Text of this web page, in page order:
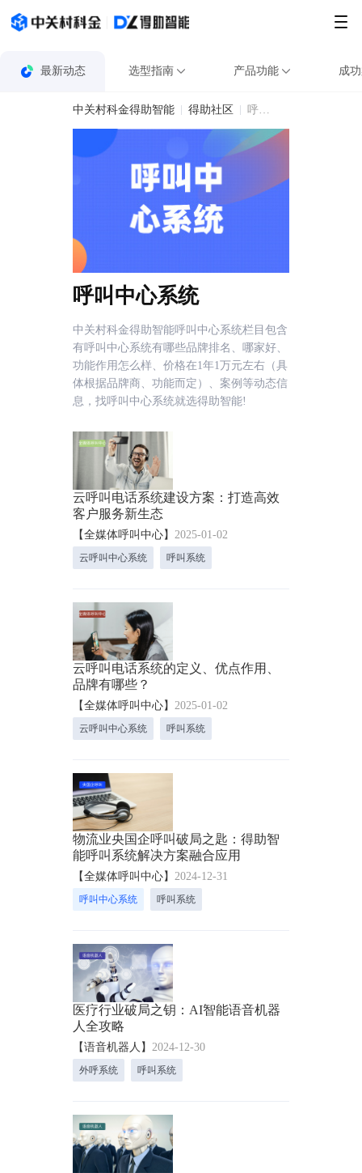
最新动态 选型指南 产品功能 成
中关村科金得助智能 得助社区 呼叫中心系统
呼叫中心系统
中关村科金得助智能呼叫中心系统栏目包含
有呼叫中心系统有哪些品牌排名、哪家好、
功能作用怎么样、价格在1年1万元左右（具
体根据品牌商、功能而定）、案例等动态信
息，找呼叫中心系统就选得助智能!
云呼叫电话系统建设方案：打造高效
客户服务新生态
【全媒体呼叫中心】2025-01-02
云呼叫中心系统 呼叫系统
云呼叫电话系统的定义、优点作用、
品牌有哪些？
【全媒体呼叫中心】2025-01-02
云呼叫中心系统 呼叫系统
物流业央国企呼叫破局之匙：得助智
能呼叫系统解决方案融合应用
【全媒体呼叫中心】2024-12-31
呼叫中心系统 呼叫系统
医疗行业破局之钥：AI智能语音机器
人全攻略
【语音机器人】2024-12-30
外呼系统 呼叫系统